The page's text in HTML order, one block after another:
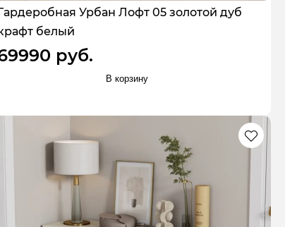
Урбан Лофт 05 золотой дуб
белый
руб.
В корзину